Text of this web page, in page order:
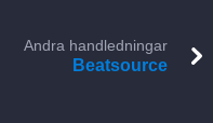
Andra handledningar
Beatsource